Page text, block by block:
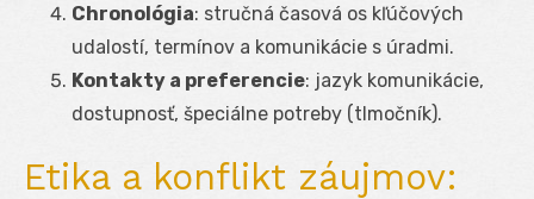
Chronológia: stručná časová os kľúčových
udalostí, termínov a komunikácie s úradmi.
Kontakty a preferencie: jazyk komunikácie,
dostupnosť, špeciálne potreby (tlmočník).
Etika a konflikt záujmov: